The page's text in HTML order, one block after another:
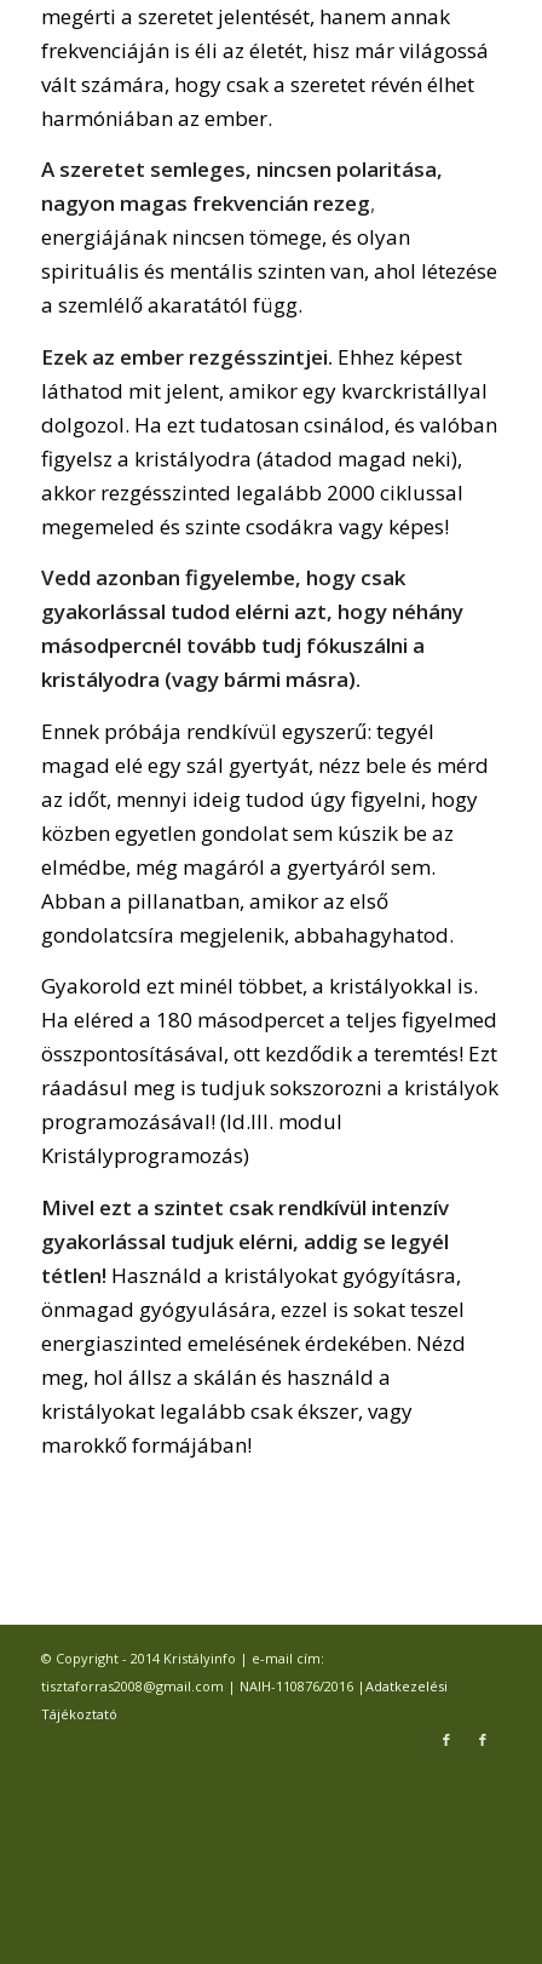
megérti a szeretet jelentését, hanem annak
frekvenciáján is éli az életét, hisz már világossá
vált számára, hogy csak a szeretet révén élhet
harmóniában az ember.
A szeretet semleges, nincsen polaritása,
nagyon magas frekvencián rezeg,
energiájának nincsen tömege, és olyan
spirituális és mentális szinten van, ahol létezése
a szemlélő akaratától függ.
Ezek az ember rezgésszintjei. Ehhez képest
láthatod mit jelent, amikor egy kvarckristállyal
dolgozol. Ha ezt tudatosan csinálod, és valóban
figyelsz a kristályodra (átadod magad neki),
akkor rezgésszinted legalább 2000 ciklussal
megemeled és szinte csodákra vagy képes!
Vedd azonban figyelembe, hogy csak
gyakorlással tudod elérni azt, hogy néhány
másodpercnél tovább tudj fókuszálni a
kristályodra (vagy bármi másra).
Ennek próbája rendkívül egyszerű: tegyél
magad elé egy szál gyertyát, nézz bele és mérd
az időt, mennyi ideig tudod úgy figyelni, hogy
közben egyetlen gondolat sem kúszik be az
elmédbe, még magáról a gyertyáról sem.
Abban a pillanatban, amikor az első
gondolatcsíra megjelenik, abbahagyhatod.
Gyakorold ezt minél többet, a kristályokkal is.
Ha eléred a 180 másodpercet a teljes figyelmed
összpontosításával, ott kezdődik a teremtés! Ezt
ráadásul meg is tudjuk sokszorozni a kristályok
programozásával! (ld.III. modul
Kristályprogramozás)
Mivel ezt a szintet csak rendkívül intenzív
gyakorlással tudjuk elérni, addig se legyél
tétlen! Használd a kristályokat gyógyításra,
önmagad gyógyulására, ezzel is sokat teszel
energiaszinted emelésének érdekében. Nézd
meg, hol állsz a skálán és használd a
kristályokat legalább csak ékszer, vagy
marokkő formájában!
© Copyright - 2014 Kristályinfo | e-mail cím:
tisztaforras2008@gmail.com | NAIH-110876/2016 | Adatkezelési
Tájékoztató